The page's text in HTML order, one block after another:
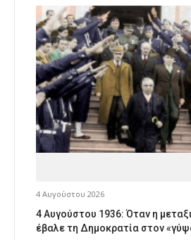
4 Αυγούστου 2026
4 Αυγούστου 1936: Όταν η
έβαλε τη Δημοκρατία στον